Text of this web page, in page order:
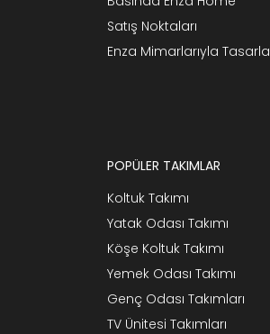
Satış Noktaları
Enza Mimarlarıyla Tasarla
POPÜLER TAKIMLAR
Koltuk Takımı
Yatak Odası Takımı
Köşe Koltuk Takımı
Yemek Odası Takımı
Genç Odası Takımları
TV Ünitesi Takımları